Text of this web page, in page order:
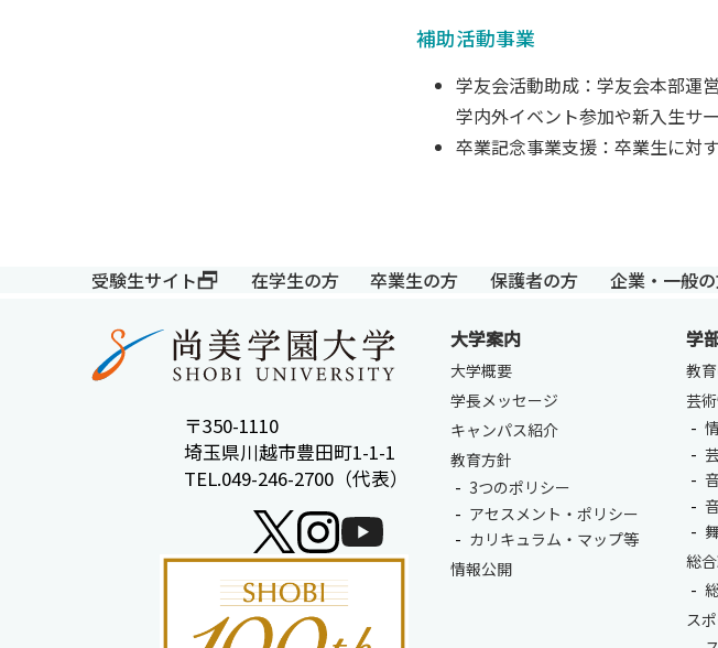
在学生の方
補助活動事業
学友会活動助成：学友会本部運
学内外イベント参加や新入生サ
卒業記念事業支援：卒業生に対
受験生サイト 在学生の方 卒業生の方 保護者の方 企業・一般
〒350-1110
埼玉県川越市豊田町1-1-1
TEL.049-246-2700（代表）
大学案内
大学概要
学長メッセージ
キャンパス紹介
教育方針
3つのポリシー
アセスメント・ポリシー
カリキュラム・マップ等
情報公開
学
教
芸
総
ス